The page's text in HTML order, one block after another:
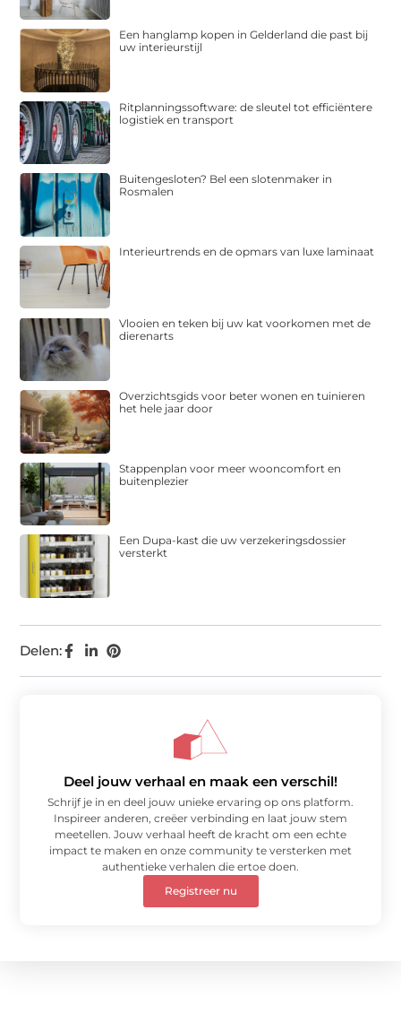
Delen:
Een hanglamp kopen in Gelderland die past bij
uw interieurstijl
Ritplanningssoftware: de sleutel tot efficiëntere
logistiek en transport
Buitengesloten? Bel een slotenmaker in
Rosmalen
Interieurtrends en de opmars van luxe laminaat
Vlooien en teken bij uw kat voorkomen met de
dierenarts
Overzichtsgids voor beter wonen en tuinieren
het hele jaar door
Stappenplan voor meer wooncomfort en
buitenplezier
Een Dupa-kast die uw verzekeringsdossier
versterkt
Deel jouw verhaal en maak een verschil!
Schrijf je in en deel jouw unieke ervaring op ons platform.
Inspireer anderen, creëer verbinding en laat jouw stem
meetellen. Jouw verhaal heeft de kracht om een echte
impact te maken en onze community te versterken met
authentieke verhalen die ertoe doen.
Registreer nu